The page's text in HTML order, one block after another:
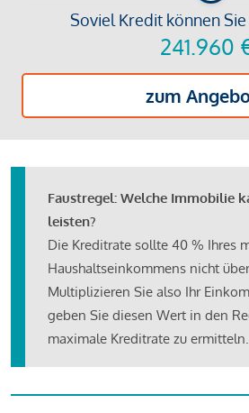
Soviel Kredit können
241.960
zum
Faustregel: Welche Immobilie
leisten?
Die Kreditrate sollte 40 % Ihres
Haushaltseinkommens nicht
Multiplizieren Sie also Ihr
geben Sie diesen Wert in den
maximale Kreditrate zu ermitteln.